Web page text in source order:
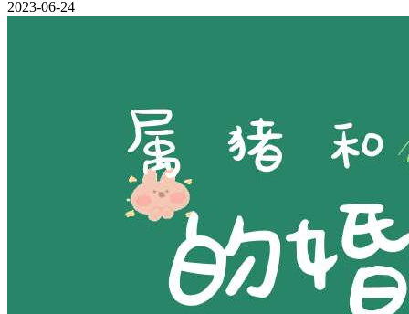
2023-06-24